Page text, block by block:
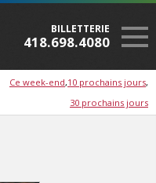
BILLETTERIE
418.698.4080
Ce week-end 10 prochains jours
30 prochains jours